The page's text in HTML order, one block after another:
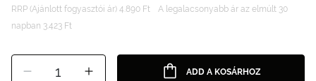
RRP (Ajánlott fogyasztói ár) 4.890 Ft
A legalacsonyabb ár az elmúlt 30
napban 3.423 Ft
1 ADD A KOSÁRHOZ